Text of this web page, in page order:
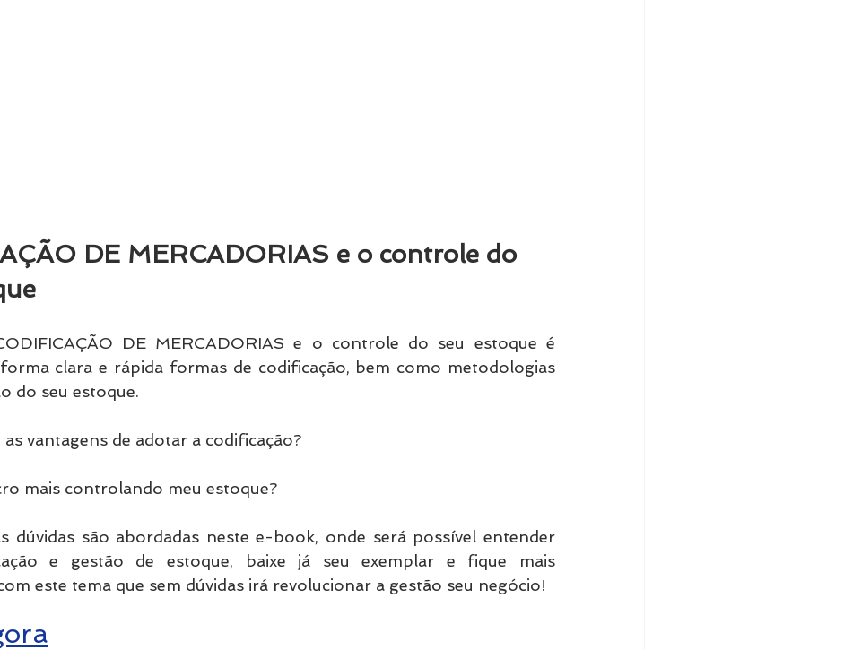
DE MERCADORIAS e o controle do
DE MERCADORIAS e o controle do seu estoque é
clara e rápida formas de codificação, bem como metodologias
do seu estoque.
as vantagens de adotar a codificação?
mais controlando meu estoque?
dúvidas são abordadas neste e-book, onde será possível entender
e gestão de estoque, baixe já seu exemplar e fique mais
este tema que sem dúvidas irá revolucionar a gestão seu negócio!